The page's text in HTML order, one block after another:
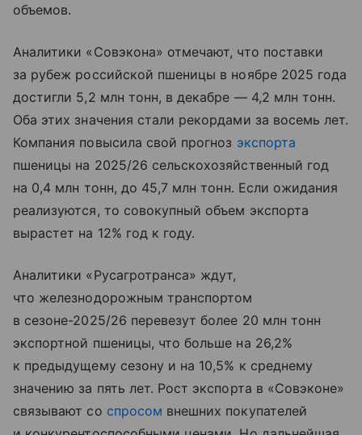
объемов.
Аналитики «Совэкона» отмечают, что поставки
за рубеж российской пшеницы в ноябре 2025 года
достигли 5,2 млн тонн, в декабре — 4,2 млн тонн.
Оба этих значения стали рекордами за восемь лет.
Компания повысила свой прогноз экспорта
пшеницы на 2025/26 сельскохозяйственный год
на 0,4 млн тонн, до 45,7 млн тонн. Если ожидания
реализуются, то совокупный объем экспорта
вырастет на 12% год к году.
Аналитики «Русагротранса» ждут,
что железнодорожным транспортом
в сезоне-2025/26 перевезут более 20 млн тонн
экспортной пшеницы, что больше на 26,2%
к предыдущему сезону и на 10,5% к среднему
значению за пять лет. Рост экспорта в «Совэконе»
связывают со спросом внешних покупателей